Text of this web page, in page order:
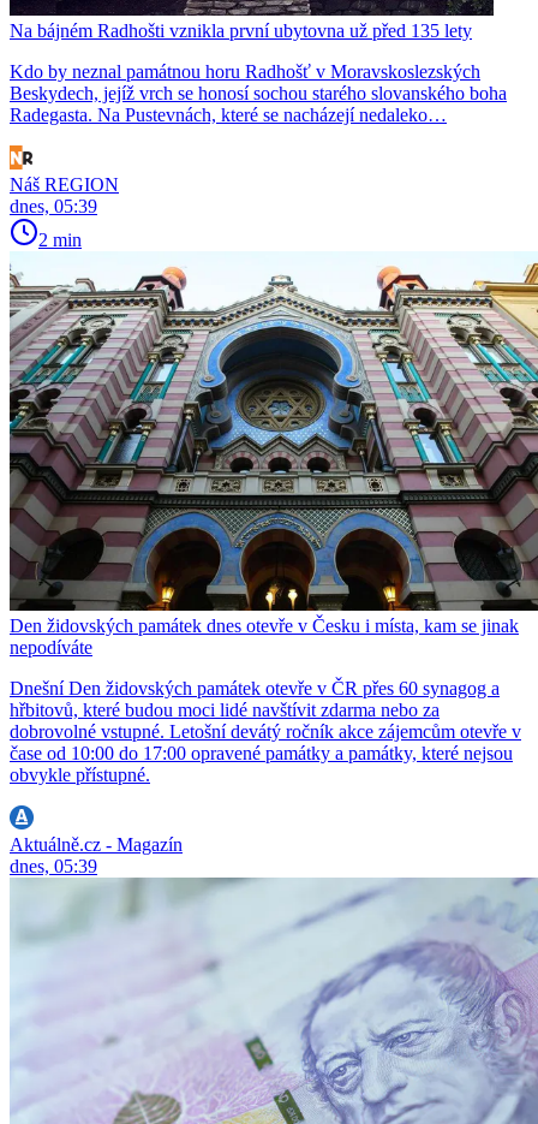
Na bájném Radhošti vznikla první ubytovna už před 135 lety
Kdo by neznal památnou horu Radhošť v Moravskoslezských
Beskydech, jejíž vrch se honosí sochou starého slovanského boha
Radegasta. Na Pustevnách, které se nacházejí nedaleko…
Náš REGION
dnes, 05:39
2 min
Den židovských památek dnes otevře v Česku i místa, kam se jinak
nepodíváte
Dnešní Den židovských památek otevře v ČR přes 60 synagog a
hřbitovů, které budou moci lidé navštívit zdarma nebo za
dobrovolné vstupné. Letošní devátý ročník akce zájemcům otevře v
čase od 10:00 do 17:00 opravené památky a památky, které nejsou
obvykle přístupné.
Aktuálně.cz - Magazín
dnes, 05:39